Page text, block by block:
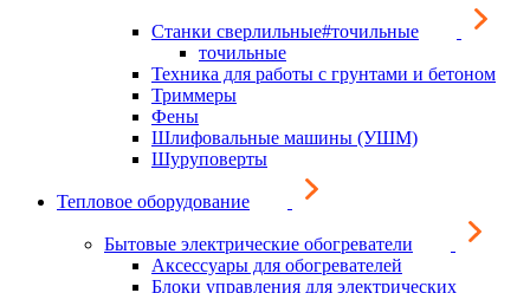
Станки сверлильные#точильные
точильные
Техника для работы с грунтами и бетоном
Триммеры
Фены
Шлифовальные машины (УШМ)
Шуруповерты
Тепловое оборудование
Бытовые электрические обогреватели
Аксессуары для обогревателей
Блоки управления для электрических